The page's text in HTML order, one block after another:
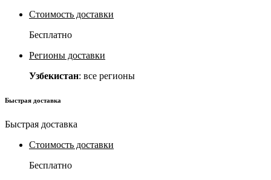
Стоимость доставки
Бесплатно
Регионы доставки
Узбекистан: все регионы
Быстрая доставка
Быстрая доставка
Стоимость доставки
Бесплатно